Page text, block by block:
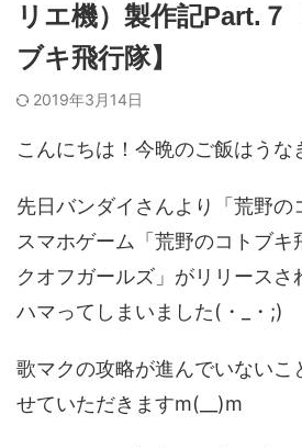
リエ機）製作記Part.７
ブキ飛行隊】
2019年3月14日
こんにちは！今晩のご飯はうな
先日バンダイさんより「荒野の
スマホゲーム「荒野のコトブ
クオフガールズ」がリリースさ
ハマってしまいました(・_・;)
歌マクの攻略が進んでいないこ
せていただきますm(__)m